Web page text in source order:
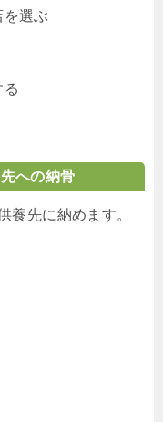
を選ぶ
る
への納骨
養先に納めます。